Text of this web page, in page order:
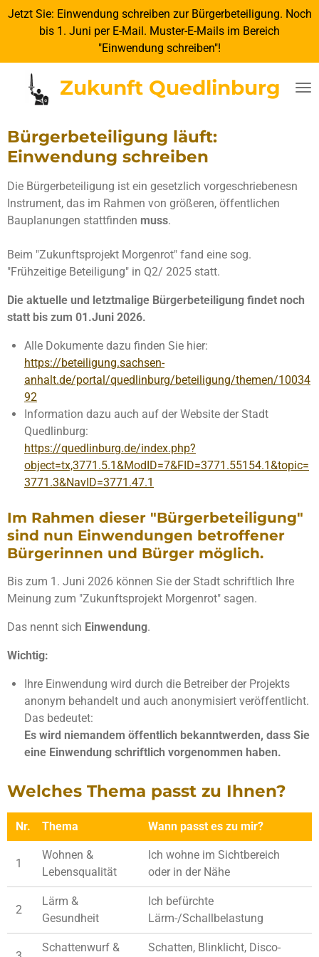
Zum
Hauptinhalt
Zukunft Quedlinburg
Jetzt Sie: Einwendung schreiben zur Bürgerbeteiligung. Noch
bis 1. Juni per E-Mail. Muster-E-Mails im Bereich
"Einwendung schreiben"!
Bürgerbeteiligung läuft:
Einwendung schreiben
Die Bürgerbeteiligung ist ein gesetzlich vorgeschriebenesn
Instrument, das im Rahmen von größeren, öffentlichen
Bauplanungen stattfinden muss.
Beim "Zukunftsprojekt Morgenrot" fand eine sog.
"Frühzeitige Beteiligung" in Q2/ 2025 statt.
Die aktuelle und letztmalige Bürgerbeteiligung findet noch
statt bis zum 01.Juni 2026.
Alle Dokumente dazu finden Sie hier:
https://beteiligung.sachsen-
anhalt.de/portal/quedlinburg/beteiligung/themen/10034
92
Information dazu auch auf der Website der Stadt
Quedlinburg:
https://quedlinburg.de/index.php?
object=tx,3771.5.1&ModID=7&FID=3771.55154.1&topic=
3771.3&NavID=3771.47.1
Im Rahmen dieser "Bürgerbeteiligung"
sind nun Einwendungen betroffener
Bürgerinnen und Bürger möglich.
Bis zum 1. Juni 2026 können Sie der Stadt schriftlich Ihre
Meinung zum "Zukunftsprojekt Morgenrot" sagen.
Das nennt sich Einwendung.
Wichtig:
Ihre Einwendung wird durch die Betreiber der Projekts
anonym behandelt und auch anonymisiert veröffentlicht.
Das bedeutet:
Es wird niemandem öffentlich bekanntwerden, dass Sie
eine Einwendung schriftlich vorgenommen haben.
Welches Thema passt zu Ihnen?
Nr. Thema Wann passt es zu mir?
1
Wohnen &
Lebensqualität
Ich wohne im Sichtbereich
oder in der Nähe
2
Lärm &
Gesundheit
Ich befürchte
Lärm-/Schallbelastung
Schattenwurf & Schatten, Blinklicht, Disco-